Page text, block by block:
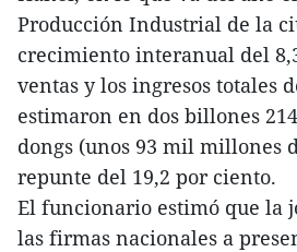
Producción Industrial de la
crecimiento interanual del
ventas y los ingresos totales
estimaron en dos billones
dongs (unos 93 mil millones
repunte del 19,2 por ciento.
El funcionario estimó que la
las firmas nacionales a